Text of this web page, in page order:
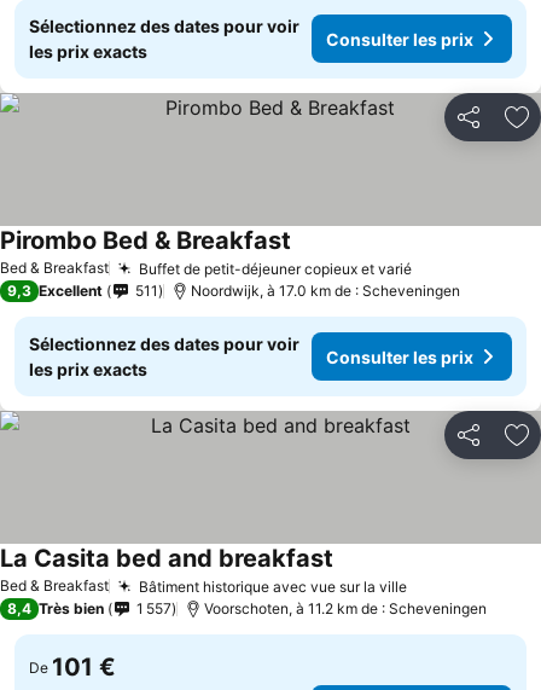
Sélectionnez des dates pour voir
les prix exacts
Consulter les prix
Partager
Bed & Breakfast Buffet de petit-déjeuner copieux et varié
Pirombo Bed & Breakfast
9,3 Excellent 511 Noordwijk, à 17.0 km de : Scheveningen
Sélectionnez des dates pour voir
les prix exacts
Consulter les prix
Partager
Bed & Breakfast Bâtiment historique avec vue sur la ville
La Casita bed and breakfast
8,4 Très bien 1 557 Voorschoten, à 11.2 km de : Scheveningen
De 101 €